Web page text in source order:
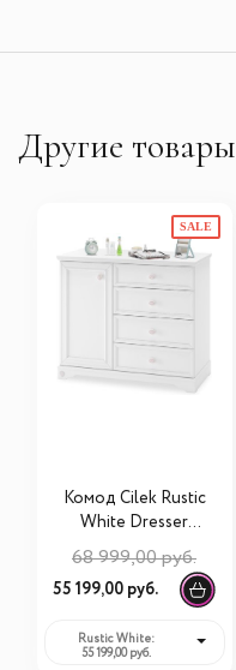
Другие товары
SALE
Комод Cilek Rustic
White Dresser
68 999,00 руб.
55 199,00 руб.
Rustic White:
55 199,00 руб.